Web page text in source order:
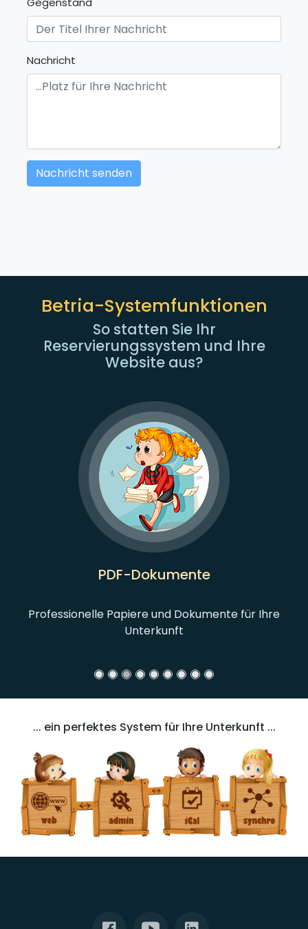
Nachricht
Betria-Systemfunktionen
So statten Sie Ihr
Reservierungssystem und Ihre
Website aus?
PDF-Dokumente
Professionelle Papiere und Dokumente für Ihre
Unterkunft
... ein perfektes System für Ihre Unterkunft ...